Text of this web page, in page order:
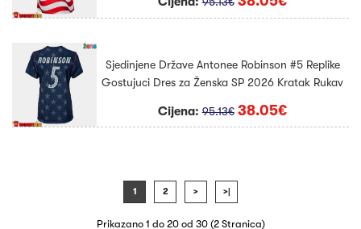
Sjedinjene Države Antonee Robinson #5 Replike
Gostujuci Dres za Ženska SP 2026 Kratak Rukav
Cijena:95.13€ 38.05€
1 2 > >|
Prikazano 1 do 20 od 30 (2 Stranica)